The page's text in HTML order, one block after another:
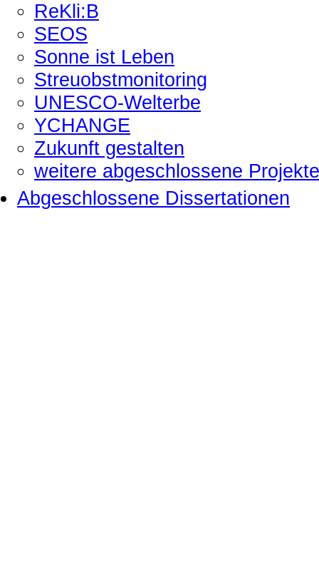
ReKli:B
SEOS
Sonne ist Leben
Streuobstmonitoring
UNESCO-Welterbe
YCHANGE
Zukunft gestalten
weitere abgeschlossene Projekte
Abgeschlossene Dissertationen